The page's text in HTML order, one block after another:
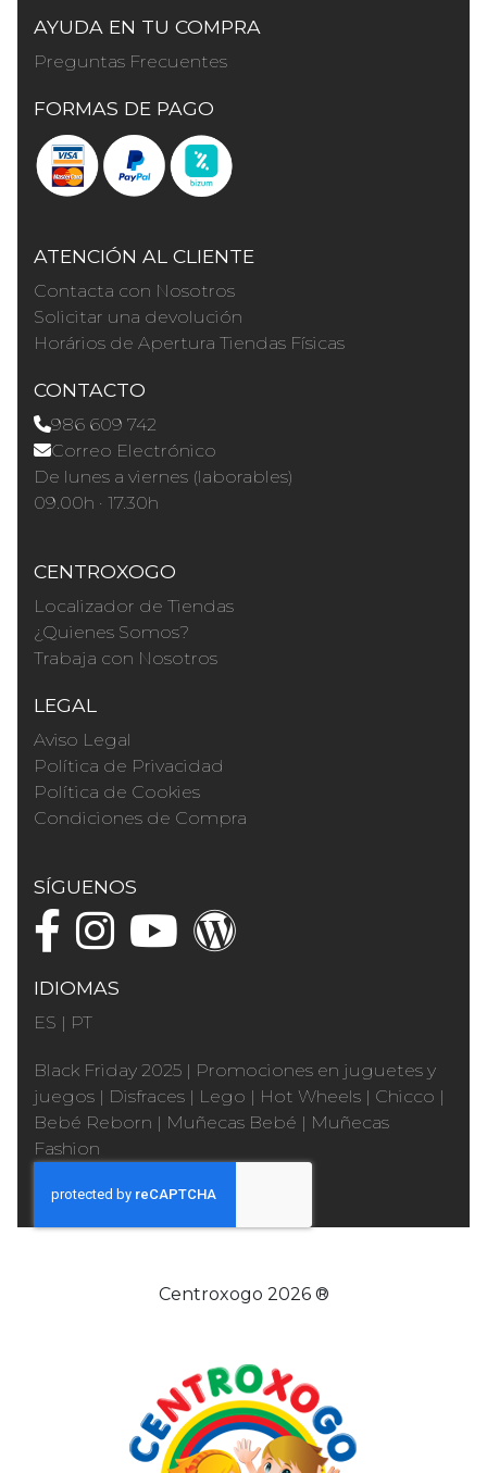
AYUDA EN TU COMPRA
Preguntas Frecuentes
FORMAS DE PAGO
ATENCIÓN AL CLIENTE
Contacta con Nosotros
Solicitar una devolución
Horários de Apertura Tiendas Físicas
CONTACTO
986 609 742
Correo Electrónico
De lunes a viernes (laborables)
09.00h · 17.30h
CENTROXOGO
Localizador de Tiendas
¿Quienes Somos?
Trabaja con Nosotros
LEGAL
Aviso Legal
Política de Privacidad
Política de Cookies
Condiciones de Compra
SÍGUENOS
IDIOMAS
ES | PT
Black Friday 2025 | Promociones en juguetes y
juegos | Disfraces | Lego | Hot Wheels | Chicco |
Bebé Reborn | Muñecas Bebé | Muñecas
Fashion
Centroxogo 2026 ®